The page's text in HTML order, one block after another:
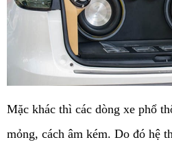
Mặc khác thì các dòng xe phổ
mỏng, cách âm kém. Do đó hệ